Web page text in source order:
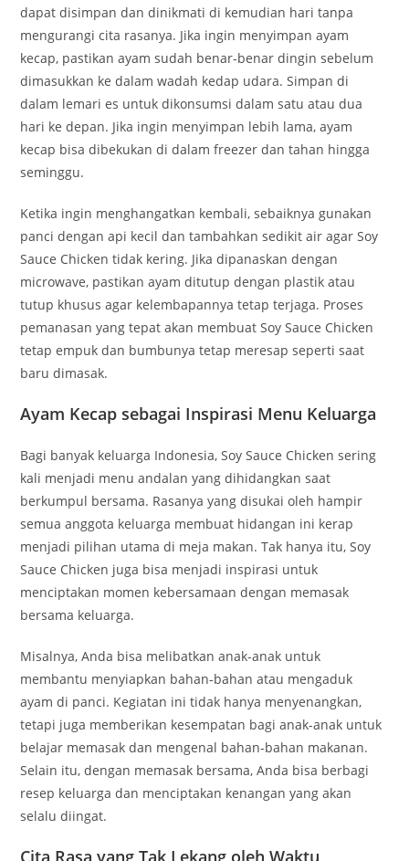
dapat disimpan dan dinikmati di kemudian hari tanpa
mengurangi cita rasanya. Jika ingin menyimpan ayam
kecap, pastikan ayam sudah benar-benar dingin sebelum
dimasukkan ke dalam wadah kedap udara. Simpan di
dalam lemari es untuk dikonsumsi dalam satu atau dua
hari ke depan. Jika ingin menyimpan lebih lama, ayam
kecap bisa dibekukan di dalam freezer dan tahan hingga
seminggu.
Ketika ingin menghangatkan kembali, sebaiknya gunakan
panci dengan api kecil dan tambahkan sedikit air agar Soy
Sauce Chicken tidak kering. Jika dipanaskan dengan
microwave, pastikan ayam ditutup dengan plastik atau
tutup khusus agar kelembapannya tetap terjaga. Proses
pemanasan yang tepat akan membuat Soy Sauce Chicken
tetap empuk dan bumbunya tetap meresap seperti saat
baru dimasak.
Ayam Kecap sebagai Inspirasi Menu Keluarga
Bagi banyak keluarga Indonesia, Soy Sauce Chicken sering
kali menjadi menu andalan yang dihidangkan saat
berkumpul bersama. Rasanya yang disukai oleh hampir
semua anggota keluarga membuat hidangan ini kerap
menjadi pilihan utama di meja makan. Tak hanya itu, Soy
Sauce Chicken juga bisa menjadi inspirasi untuk
menciptakan momen kebersamaan dengan memasak
bersama keluarga.
Misalnya, Anda bisa melibatkan anak-anak untuk
membantu menyiapkan bahan-bahan atau mengaduk
ayam di panci. Kegiatan ini tidak hanya menyenangkan,
tetapi juga memberikan kesempatan bagi anak-anak untuk
belajar memasak dan mengenal bahan-bahan makanan.
Selain itu, dengan memasak bersama, Anda bisa berbagi
resep keluarga dan menciptakan kenangan yang akan
selalu diingat.